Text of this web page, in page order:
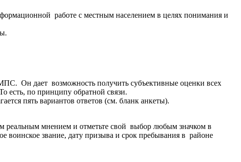
работе с местным населением в целях понимания и
Он дает возможность получить субъективные оценки всех
есть, по принципу обратной связи.
пять вариантов ответов (см. бланк анкеты).
реальным мнением и отметьте свой выбор любым значком в
звание, дату призыва и срок пребывания в районе